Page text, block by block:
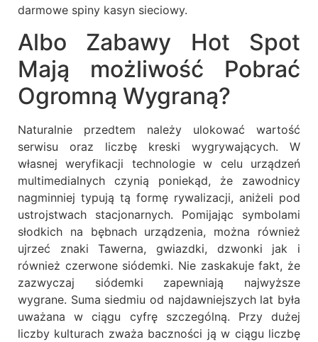
darmowe spiny kasyn sieciowy.
Albo Zabawy Hot Spot
Mają możliwość Pobrać
Ogromną Wygraną?
Naturalnie przedtem należy ulokować wartość
serwisu oraz liczbę kreski wygrywających. W
własnej weryfikacji technologie w celu urządzeń
multimedialnych czynią poniekąd, że zawodnicy
nagminniej typują tą formę rywalizacji, aniżeli pod
ustrojstwach stacjonarnych. Pomijając symbolami
słodkich na bębnach urządzenia, można również
ujrzeć znaki Tawerna, gwiazdki, dzwonki jak i
również czerwone siódemki. Nie zaskakuje fakt, że
zazwyczaj siódemki zapewniają najwyższe
wygrane. Suma siedmiu od najdawniejszych lat była
uważana w ciągu cyfrę szczególną. Przy dużej
liczby kulturach zważa baczności ją w ciągu liczbę